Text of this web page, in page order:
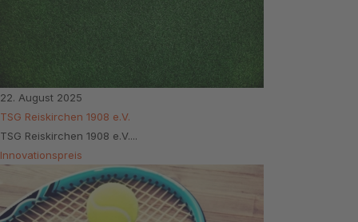
22. August 2025
TSG Reiskirchen 1908 e.V.
TSG Reiskirchen 1908 e.V....
Innovationspreis